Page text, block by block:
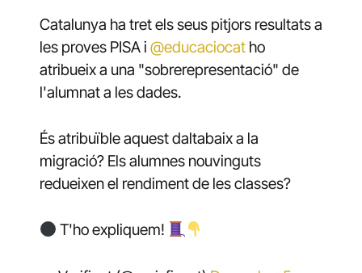
Catalunya ha tret els seus pitjors resultats a
les proves PISA i @educaciocatho
atribueix a una "sobrerepresentació" de
l'alumnat a les dades.
És atribuïble aquest daltabaix a la
migració? Els alumnes nouvinguts
redueixen el rendiment de les classes?
T'ho expliquem!